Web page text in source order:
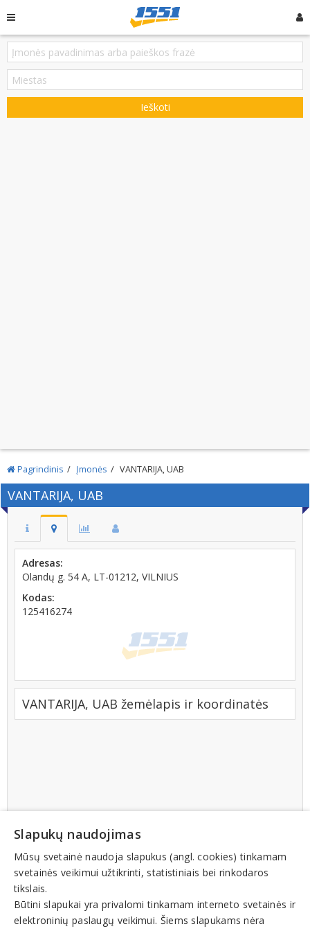
Ieškoti
Pagrindinis Įmonės VANTARIJA, UAB
VANTARIJA, UAB
Adresas:
Olandų g. 54 A, LT-01212, VILNIUS
Kodas:
125416274
VANTARIJA, UAB žemėlapis ir koordinatės
Slapukų naudojimas
Mūsų svetainė naudoja slapukus (angl. cookies) tinkamam
svetainės veikimui užtikrinti, statistiniais bei rinkodaros
tikslais.
Būtini slapukai yra privalomi tinkamam interneto svetainės ir
elektroninių paslaugų veikimui. Šiems slapukams nėra